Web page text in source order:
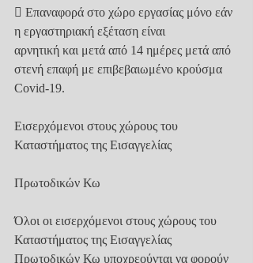
 Επαναφορά στο χώρο εργασίας μόνο εάν
η εργαστηριακή εξέταση είναι
αρνητική και μετά από 14 ημέρες μετά από
στενή επαφή με επιβεβαιωμένο κρούσμα
Covid-19.
Εισερχόμενοι στους χώρους του
Καταστήματος της Εισαγγελίας
Πρωτοδικών Κω
Όλοι οι εισερχόμενοι στους χώρους του
Καταστήματος της Εισαγγελίας
Πρωτοδικών Κω υποχρεούνται να φορούν